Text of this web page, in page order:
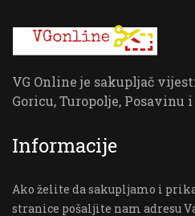
VG Online je sakupljač
Goricu, Turopolje, Posavinu
Informacije
Ako želite da sakupljamo i
stranice pošaljite nam adresu